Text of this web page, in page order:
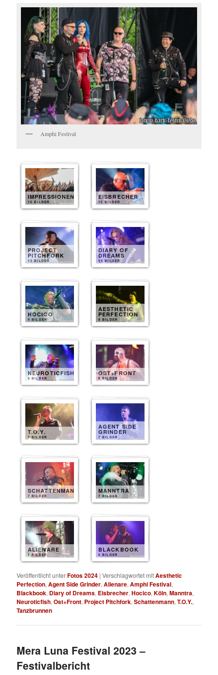
Amphi Festival
IMPRESSIONEN
15 BILDER
EISBRECHER
15 BILDER
PROJECT
PITCHFORK
13 BILDER
DIARY OF
DREAMS
12 BILDER
HOCICO
9 BILDER
AESTHETIC
PERFECTION
9 BILDER
NEUROTICFISH
8 BILDER
OST+FRONT
8 BILDER
T.O.Y.
7 BILDER
AGENT SIDE
GRINDER
7 BILDER
SCHATTENMANN
7 BILDER
MANNTRA
7 BILDER
ALIENARE
6 BILDER
BLACKBOOK
6 BILDER
Veröffentlicht unterFotos 2024 |Verschlagwortet mitAesthetic
Perfection,Agent Side Grinder,Alienare,Amphi Festival,
Blackbook, Diary of Dreams, Eisbrecher,Hocico,Köln,Manntra,
Neuroticfish,Ost+Front, Project Pitchfork,Schattenmann,T.O.Y.,
Tanzbrunnen
Mera Luna Festival 2023 –
Festivalbericht